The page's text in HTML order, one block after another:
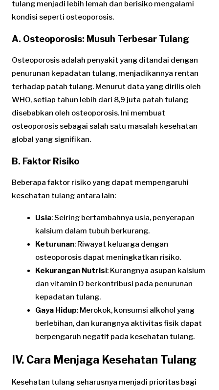
tulang menjadi lebih lemah dan berisiko mengalami
kondisi seperti osteoporosis.
A. Osteoporosis: Musuh Terbesar Tulang
Osteoporosis adalah penyakit yang ditandai dengan
penurunan kepadatan tulang, menjadikannya rentan
terhadap patah tulang. Menurut data yang dirilis oleh
WHO, setiap tahun lebih dari 8,9 juta patah tulang
disebabkan oleh osteoporosis. Ini membuat
osteoporosis sebagai salah satu masalah kesehatan
global yang signifikan.
B. Faktor Risiko
Beberapa faktor risiko yang dapat mempengaruhi
kesehatan tulang antara lain:
Usia: Seiring bertambahnya usia, penyerapan
kalsium dalam tubuh berkurang.
Keturunan: Riwayat keluarga dengan
osteoporosis dapat meningkatkan risiko.
Kekurangan Nutrisi: Kurangnya asupan kalsium
dan vitamin D berkontribusi pada penurunan
kepadatan tulang.
Gaya Hidup: Merokok, konsumsi alkohol yang
berlebihan, dan kurangnya aktivitas fisik dapat
berpengaruh negatif pada kesehatan tulang.
IV. Cara Menjaga Kesehatan Tulang
Kesehatan tulang seharusnya menjadi prioritas bagi